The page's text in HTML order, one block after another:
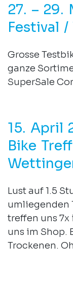
27. – 29.
Festival
Grosse
ganze
SuperSale
15. April
Bike
Lust auf 1.5
umliegenden
treffen uns 7x
uns im Shop.
Trockenen.